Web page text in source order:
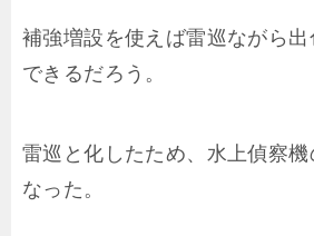
補強増設を使えば雷巡ながら
できるだろう。
雷巡と化したため、水上偵察
なった。